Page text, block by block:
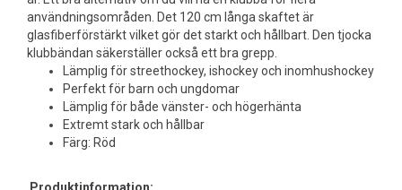
användningsområden. Det 120 cm långa skaftet är
glasfiberförstärkt vilket gör det starkt och hållbart. Den tjocka
klubbändan säkerställer också ett bra grepp.
Lämplig för streethockey, ishockey och inomhushockey
Perfekt för barn och ungdomar
Lämplig för både vänster- och högerhänta
Extremt stark och hållbar
Färg: Röd